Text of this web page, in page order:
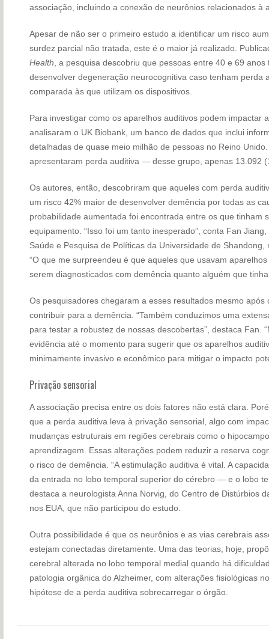
associação, incluindo a conexão de neurônios relacionados à
Apesar de não ser o primeiro estudo a identificar um risco
surdez parcial não tratada, este é o maior já realizado.
Health , a pesquisa descobriu que pessoas entre 40 e 69
desenvolver degeneração neurocognitiva caso tenham perda
comparada às que utilizam os dispositivos.
Para investigar como os aparelhos auditivos podem impactar
analisaram o UK Biobank, um banco de dados que inclui
detalhadas de quase meio milhão de pessoas no Reino
apresentaram perda auditiva — desse grupo, apenas 13.092
Os autores, então, descobriram que aqueles com perda
um risco 42% maior de desenvolver demência por todas as
probabilidade aumentada foi encontrada entre os que tinham
equipamento. “Isso foi um tanto inesperado”, conta Fan
Saúde e Pesquisa de Políticas da Universidade de
“O que me surpreendeu é que aqueles que usavam
serem diagnosticados com demência quanto alguém que
Os pesquisadores chegaram a esses resultados mesmo
contribuir para a demência. “Também conduzimos uma
para testar a robustez de nossas descobertas”, destaca Fan.
evidência até o momento para sugerir que os aparelhos
minimamente invasivo e econômico para mitigar o impacto
Privação sensorial
A associação precisa entre os dois fatores não está clara.
que a perda auditiva leva à privação sensorial, algo com
mudanças estruturais em regiões cerebrais como o
aprendizagem. Essas alterações podem reduzir a reserva
o risco de demência. “A estimulação auditiva é vital. A
da entrada no lobo temporal superior do cérebro — e o lobo
destaca a neurologista Anna Norvig, do Centro de Distúrbios
nos EUA, que não participou do estudo.
Outra possibilidade é que os neurônios e as vias cerebrais
estejam conectadas diretamente. Uma das teorias, hoje,
cerebral alterada no lobo temporal medial quando há
patologia orgânica do Alzheimer, com alterações fisiológicas
hipótese de a perda auditiva sobrecarregar o órgão.